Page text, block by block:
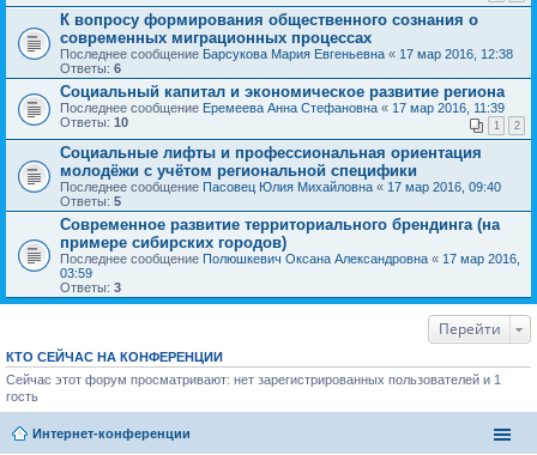
К вопросу формирования общественного сознания о
современных миграционных процессах
Последнее сообщение Барсукова Мария Евгеньевна « 17 мар 2016, 12:38
Ответы: 6
Социальный капитал и экономическое развитие региона
Последнее сообщение Еремеева Анна Стефановна « 17 мар 2016, 11:39
Ответы: 10 1 2
Социальные лифты и профессиональная ориентация
молодёжи с учётом региональной специфики
Последнее сообщение Пасовец Юлия Михайловна « 17 мар 2016, 09:40
Ответы: 5
Современное развитие территориального брендинга (на
примере сибирских городов)
Последнее сообщение Полюшкевич Оксана Александровна « 17 мар 2016,
03:59
Ответы: 3
Перейти
КТО СЕЙЧАС НА КОНФЕРЕНЦИИ
Сейчас этот форум просматривают: нет зарегистрированных пользователей и 1
гость
Интернет-конференции